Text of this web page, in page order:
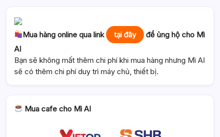
Mua hàng online qua link tại đây
để ủng hộ cho Mì
AI
Bạn sẽ không mất thêm chi phí khi mua hàng nhưng Mì AI
sẽ có thêm chi phí duy trì máy chủ, thiết bị.
Mua cafe cho Mì AI